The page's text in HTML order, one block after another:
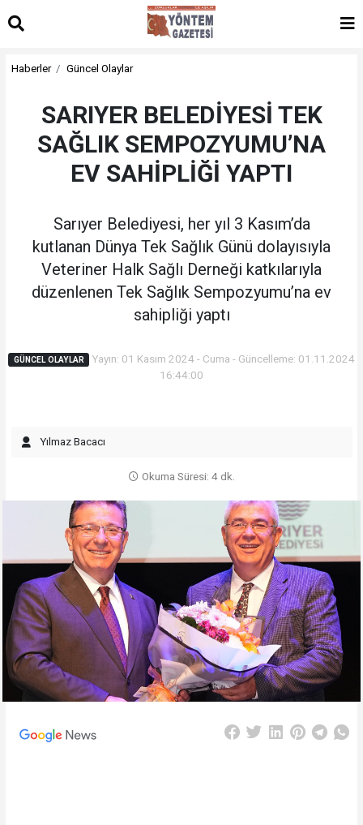
Haberler Güncel Olaylar
SARIYER BELEDİYESİ TEK
SAĞLIK SEMPOZYUMU’NA
EV SAHİPLİĞİ YAPTI
Sarıyer Belediyesi, her yıl 3 Kasım’da
kutlanan Dünya Tek Sağlık Günü dolayısıyla
Veteriner Halk Sağlı Derneği katkılarıyla
düzenlenen Tek Sağlık Sempozyumu’na ev
sahipliği yaptı
GÜNCEL OLAYLAR
Yayın: 01 Kasım 2024 - Cuma - Güncelleme: 01.11.2024
16:44:00
Yılmaz Bacacı
Okuma Süresi: 4 dk.